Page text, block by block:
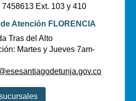
7458613 Ext. 103 y 410
Atención FLORENCIA
Tras del Alto
Martes y Jueves 7am-